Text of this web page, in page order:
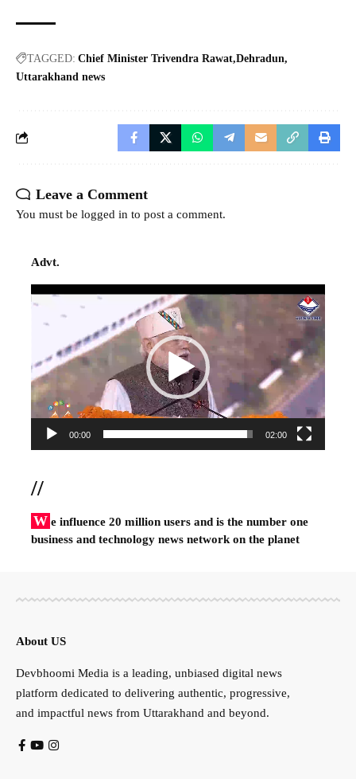
TAGGED: Chief Minister Trivendra Rawat Dehradun
Uttarakhand news
Leave a Comment
You must be logged in to post a comment.
Advt.
Video
00:00 02:00
//
W e influence 20 million users and is the number one
business and technology news network on the planet
About US
Devbhoomi Media is a leading, unbiased digital news
platform dedicated to delivering authentic, progressive,
and impactful news from Uttarakhand and beyond.